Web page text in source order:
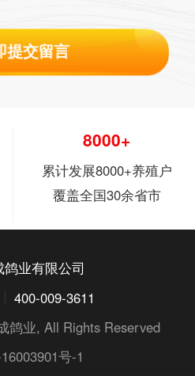
提交留言
8000+
累计发展8000+养殖户
覆盖全国30余省市
业有限公司
400-009-3611
鸽业, All Rights Reserved
号-1